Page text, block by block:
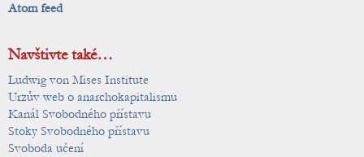
Atom feed
Navštivte také…
Ludwig von Mises Institute
Urzův web o anarchokapitalismu
Kanál Svobodného přístavu
Stoky Svobodného přístavu
Svoboda učení